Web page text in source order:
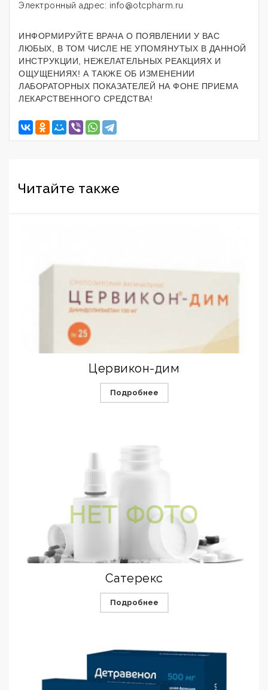
Электронный адрес: info@otcpharm.ru
ИНФОРМИРУЙТЕ ВРАЧА О ПОЯВЛЕНИИ У ВАС
ЛЮБЫХ, В ТОМ ЧИСЛЕ НЕ УПОМЯНУТЫХ В ДАННОЙ
ИНСТРУКЦИИ, НЕЖЕЛАТЕЛЬНЫХ РЕАКЦИЯХ И
ОЩУЩЕНИЯХ! А ТАКЖЕ ОБ ИЗМЕНЕНИИ
ЛАБОРАТОРНЫХ ПОКАЗАТЕЛЕЙ НА ФОНЕ ПРИЕМА
ЛЕКАРСТВЕННОГО СРЕДСТВА!
Читайте также
Цервикон-дим
Подробнее
Сатерекс
Подробнее